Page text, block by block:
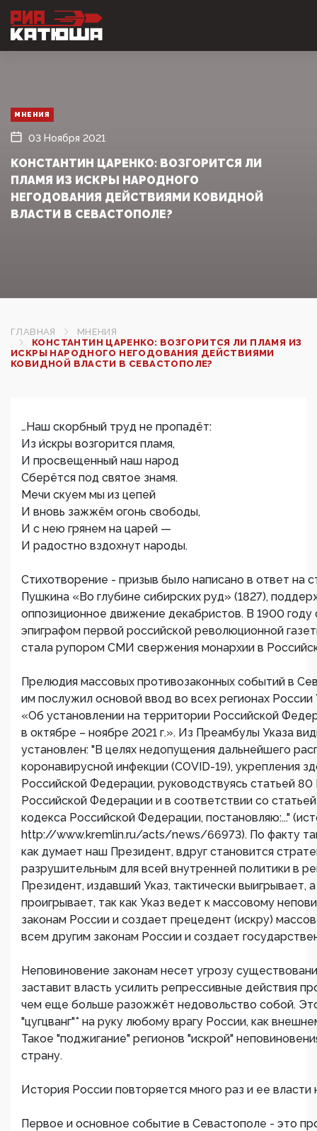
МНЕНИЯ
03 Ноября 2021
КОНСТАНТИН ЦАРЕНКО: ВОЗГОРИТСЯ ЛИ
ПЛАМЯ ИЗ ИСКРЫ НАРОДНОГО
НЕГОДОВАНИЯ ДЕЙСТВИЯМИ КОВИДНОЙ
ВЛАСТИ В СЕВАСТОПОЛЕ?
ГЛАВНАЯ
МНЕНИЯ
КОНСТАНТИН ЦАРЕНКО: ВОЗГОРИТСЯ ЛИ ПЛАМЯ ИЗ
ИСКРЫ НАРОДНОГО НЕГОДОВАНИЯ ДЕЙСТВИЯМИ
КОВИДНОЙ ВЛАСТИ В СЕВАСТОПОЛЕ?
…Наш скорбный труд не пропадёт:
Из и́скры возгорится пламя,
И просвещенный наш народ
Сберётся под святое знамя.
Мечи скуем мы из цепей
И вновь зажжём огонь свободы,
И с нею грянем на царей —
И радостно вздохнут народы.
Стихотворение - призыв было написано в ответ на
Пушкина «Во глубине сибирских руд» (1827),
оппозиционное движение декабристов. В 1900 году
эпиграфом первой российской революционной
стала рупором СМИ свержения монархии в
Прелюдия массовых противозаконных событий в
им послужил основой ввод во всех регионах
«Об установлении на территории Российской
в октябре – ноябре 2021 г.». Из Преамбулы Указа
установлен: "В целях недопущения дальнейшего
коронавирусной инфекции (COVID-19), укрепления
Российской Федерации, руководствуясь статьей 80
Российской Федерации и в соответствии со
кодекса Российской Федерации, постановляю:..."
http://www.kremlin.ru/acts/news/66973). По факту
как думает наш Президент, вдруг становится
разрушительным для всей внутренней политики в
Президент, издавший Указ, тактически выигрывает,
проигрывает, так как Указ ведет к массовому
законам России и создает прецедент (искру)
всем другим законам России и создает
Неповиновение законам несет угрозу
заставит власть усилить репрессивные действия
чем еще больше разожжёт недовольство собой.
"цугцванг"* на руку любому врагу России, как
Такое "поджигание" регионов "искрой"
страну.
История России повторяется много раз и ее
Первое и основное событие в Севастополе - это